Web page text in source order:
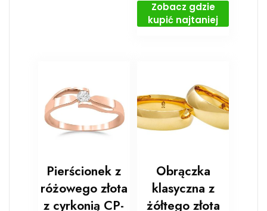
Zobacz gdzie
kupić najtaniej
Pierścionek z
różowego złota
z cyrkonią CP-
Obrączka
klasyczna z
żółtego złota